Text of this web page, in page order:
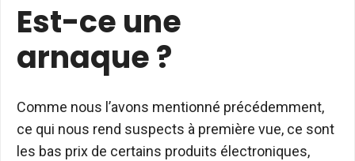
Est-ce une
arnaque ?
Comme nous l’avons mentionné précédemment,
ce qui nous rend suspects à première vue, ce sont
les bas prix de certains produits électroniques,